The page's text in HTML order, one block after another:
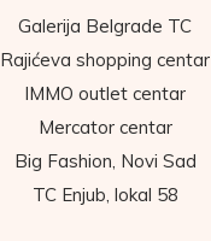
Galerija Belgrade TC
Rajićeva shopping centar
IMMO outlet centar
Mercator centar
Big Fashion, Novi Sad
TC Enjub, lokal 58